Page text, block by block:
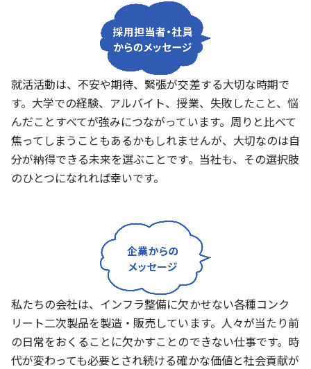
就活活動は、不安や期待、緊張が交差する大切な時期で
す。大学での経験、アルバイト、授業、失敗したこと、悩
んだことすべてが強みにつながっています。周りと比べて
焦ってしまうこともあるかもしれませんが、大切なのは自
分が納得できる未来を選ぶことです。当社も、その選択肢
のひとつになれれば幸いです。
私たちの会社は、インフラ整備に欠かせない各種コンク
リート二次製品を製造・販売しています。人々が当たり前
の日常をおくることに欠かすことのできない仕事です。時
代が変わっても必要とされ続ける確かな価値と社会貢献が